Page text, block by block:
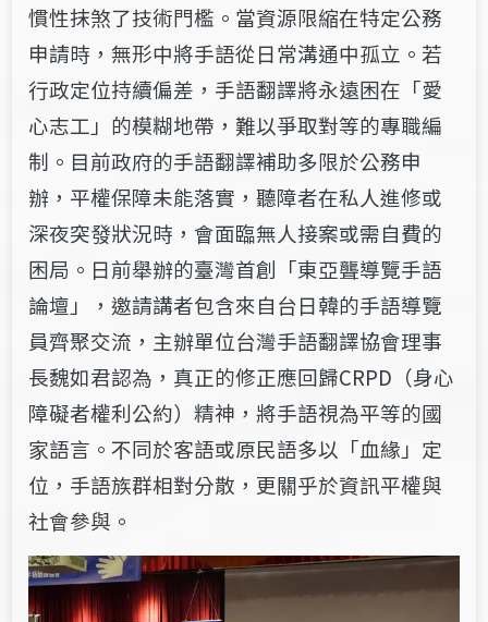
慣性抹煞了技術門檻。當資源限縮在特定公務
申請時，無形中將手語從日常溝通中孤立。若
行政定位持續偏差，手語翻譯將永遠困在「愛
心志工」的模糊地帶，難以爭取對等的專職編
制。目前政府的手語翻譯補助多限於公務申
辦，平權保障未能落實，聽障者在私人進修或
深夜突發狀況時，會面臨無人接案或需自費的
困局。日前舉辦的臺灣首創「東亞聾導覽手語
論壇」，邀請講者包含來自台日韓的手語導覽
員齊聚交流，主辦單位台灣手語翻譯協會理事
長魏如君認為，真正的修正應回歸CRPD（身心
障礙者權利公約）精神，將手語視為平等的國
家語言。不同於客語或原民語多以「血緣」定
位，手語族群相對分散，更關乎於資訊平權與
社會參與。